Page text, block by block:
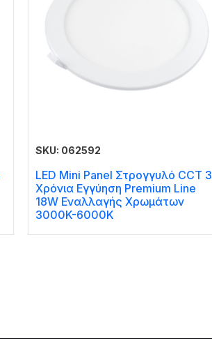
SKU: 062592
LED Mini Panel Στρογγυλό CCT 3
Χρόνια Εγγύηση Premium Line
18W Εναλλαγής Χρωμάτων
3000K-6000K